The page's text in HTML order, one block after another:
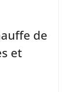
de
et